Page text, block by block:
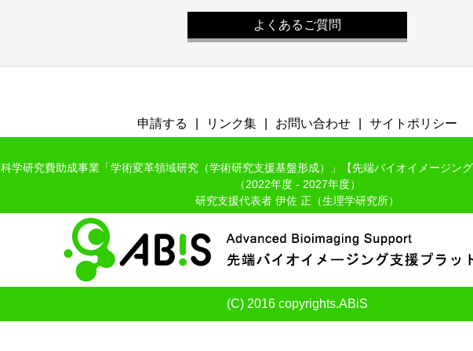
よくあるご質問
申請する リンク集 お問い合わせ サイトポリシー
科学研究費助成事業「学術変革領域研究（学術研究支援基盤形成）」【先端バイオイメージング
（2022年度 - 2027年度）
研究支援代表者 伊佐 正（生理学研究所）
(C) 2016 copyrights.ABiS